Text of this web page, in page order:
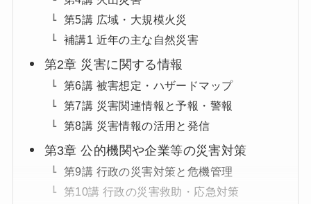
第5講 広域・大規模火災
補講1 近年の主な自然災害
第2章 災害に関する情報
第6講 被害想定・ハザードマップ
第7講 災害関連情報と予報・警報
第8講 災害情報の活用と発信
第3章 公的機関や企業等の災害対策
第9講 行政の災害対策と危機管理
第10講 行政の災害救助・応急対策